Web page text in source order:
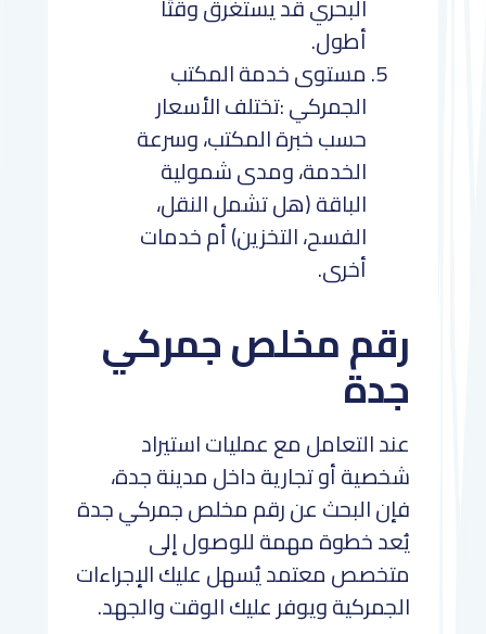
أطول.
مستوى خدمة المكتب
الجمركي :تختلف الأسعار
حسب خبرة المكتب، وسرعة
الخدمة، ومدى شمولية
الباقة (هل تشمل النقل،
الفسح، التخزين) أم خدمات
أخرى.
رقم مخلص جمركي
جدة
عند التعامل مع عمليات استيراد
شخصية أو تجارية داخل مدينة جدة،
فإن البحث عن رقم مخلص جمركي جدة
يُعد خطوة مهمة للوصول إلى
متخصص معتمد يُسهل عليك الإجراءات
الجمركية ويوفر عليك الوقت والجهد.